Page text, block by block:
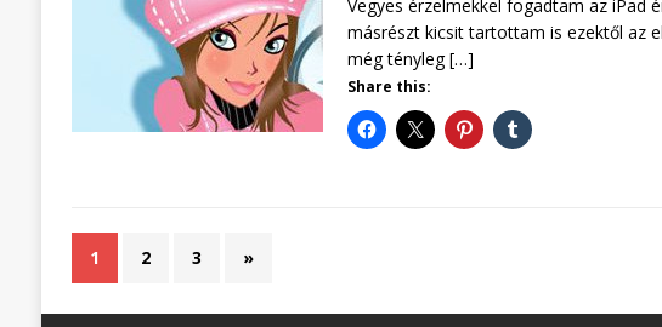
Vegyes érzelmekkel fogadtam az iPad
másrészt kicsit tartottam is ezektől az
még tényleg[…]
Share this:
1 2 3 »